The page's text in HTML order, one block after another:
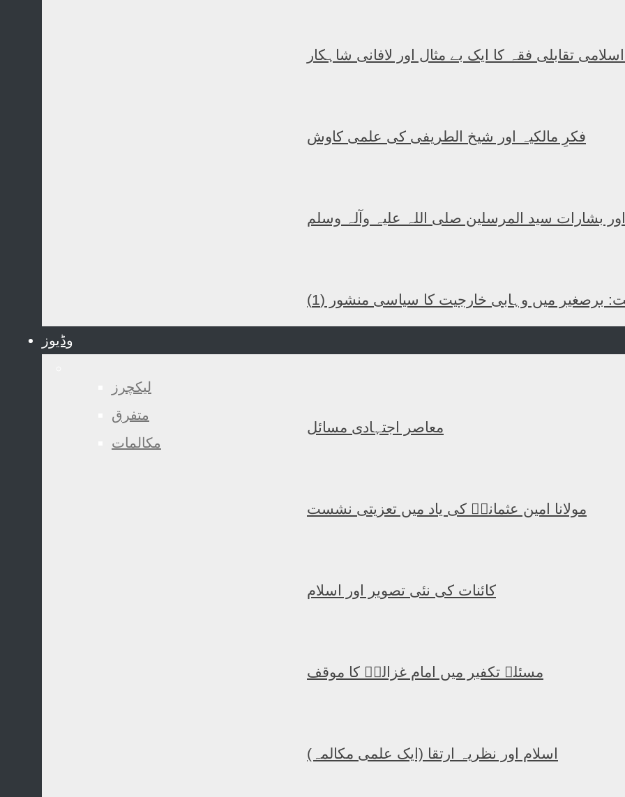
تقابلی فقہ کا ایک بے مثال اور لافانی شاہکار
فکرِ مالکیہ اور شیخ الطریفی کی علمی کاوش
اور بشارات سید المرسلین صلی اللہ علیہ وآلہ وسلم
برصغیر میں وہابی خارجیت کا سیاسی منشور (1)
وڈیوز
لیکچرز
متفرق
مکالمات
معاصر اجتہادی مسائل
مولانا امین عثمانیؒ کی یاد میں تعزیتی نشست
کائنات کی نئی تصویر اور اسلام
مسئلہ تکفیر میں امام غزالیؒ کا موقف
اسلام اور نظریہ ارتقا (ایک علمی مکالمہ)